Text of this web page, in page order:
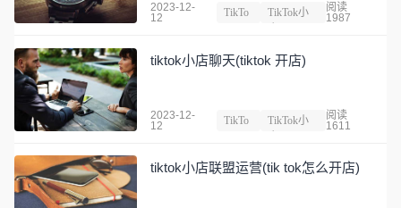
2023-12-
12
TikTo
TikTok小
阅读
1987
tiktok小店聊天(tiktok 开店)
2023-12-
12
TikTo
TikTok小
阅读
1611
tiktok小店联盟运营(tik tok怎么开店)